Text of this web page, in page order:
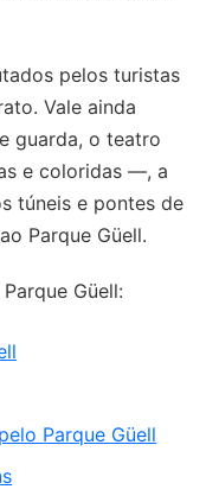
pelos turistas
Vale ainda
guarda, o teatro
e coloridas —, a
túneis e pontes de
Parque Güell.
Güell:
Parque Güell